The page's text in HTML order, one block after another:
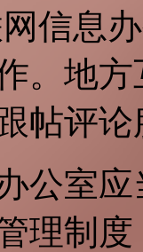
信息
。地
帖评
公室
理制